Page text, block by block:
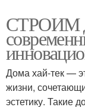
СТРОИМ
Дома хай-тек —
жизни,
эстетику. Такие